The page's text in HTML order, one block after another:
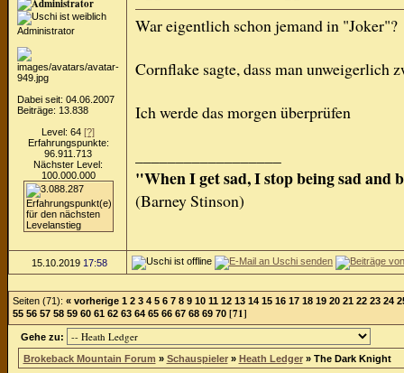
Administrator
Dabei seit: 04.06.2007
Beiträge: 13.838
Level: 64 [?]
Erfahrungspunkte:
96.911.713
Nächster Level:
100.000.000
War eigentlich schon jemand in "Joker"?
Cornflake sagte, dass man unweigerlich
Ich werde das morgen überprüfen
"When I get sad, I stop being sad and
(Barney Stinson)
15.10.2019 17:58
Seiten (71): « vorherige 1 2 3 4 5 6 7 8 9 10 11 12 13 14 15 16 17 18 19 20 21 22 23 24
55 56 57 58 59 60 61 62 63 64 65 66 67 68 69 70 [71]
Gehe zu:
Brokeback Mountain Forum » Schauspieler» Heath Ledger» The Dark Knight